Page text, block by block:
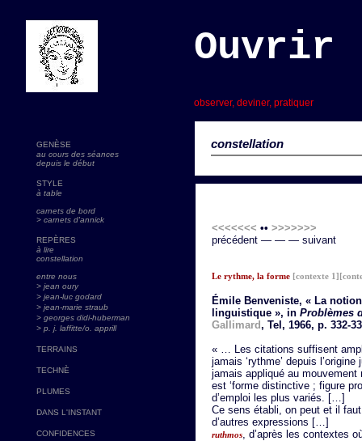
constellation
observer, deviner, pratiquer
GENÈSE
au cours des séances
depuis le début
STYLE
à table
carnets de bord
> carnets d'annick
REPÈRES
à lire
constellation
entre nous
> jean oury
> jean-luc godard
> jean-marie straub
> georges didi-huberman
> p. j. laffitte/o. apprill
TERRAINS
TECHNÈ
PLUMES
DANS L'INSTANT
CONFIDENCES
<<<<<<< •• >>>>>>>
précédent — — — suivant
Le rythme, la forme [contexte 1]
Émile Benveniste, « La
linguistique », in Problèmes
Gallimard, Tel, 1966, p. 332-
« … Les citations suffisent
jamais ‘rythme’ depuis l’origine
jamais appliqué au
est ‘forme distinctive ; figure
d’emploi les plus variés. […]
Ce sens établi, on peut et il
d’autres expressions […]
ruthmos, d’après les contextes
Ouvrir